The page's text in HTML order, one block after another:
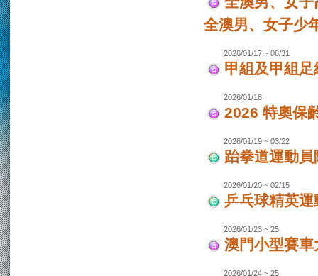
全澳男、女子少
2026/01/17 ~ 08/31
甲組及甲組
2026/01/18
2026 特奧保
2026/01/19 ~ 03/22
跆拳道運動
2026/01/20 ~ 02/15
乒乓球精英
2026/01/23 ~ 25
澳門小型賽
2026/01/24 ~ 25